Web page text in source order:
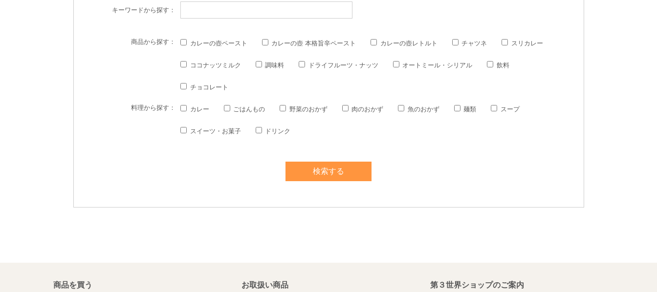
キーワードから探す：
商品から探す： カレーの壺ペースト カレーの壺 本格旨辛ペースト カレーの壺レトルト チャツネ スリカレー
ココナッツミルク 調味料 ドライフルーツ・ナッツ オートミール・シリアル 飲料
チョコレート
料理から探す： カレー ごはんもの 野菜のおかず 肉のおかず 魚のおかず 麺類 スープ
スイーツ・お菓子 ドリンク
商品を買う お取扱い商品 第３世界ショップのご案内